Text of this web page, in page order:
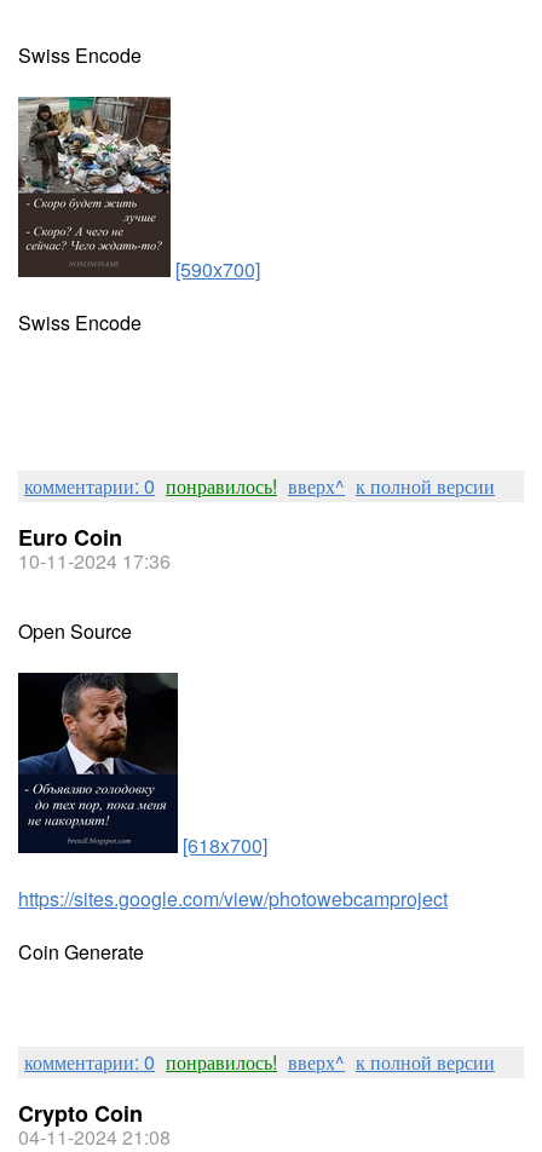
Swiss Encode
[590x700]
Swiss Encode
комментарии: 0 понравилось! вверх^ к полной версии
Euro Coin
10-11-2024 17:36
Open Source
[618x700]
https://sites.google.com/view/photowebcamproject
Coin Generate
комментарии: 0 понравилось! вверх^ к полной версии
Crypto Coin
04-11-2024 21:08